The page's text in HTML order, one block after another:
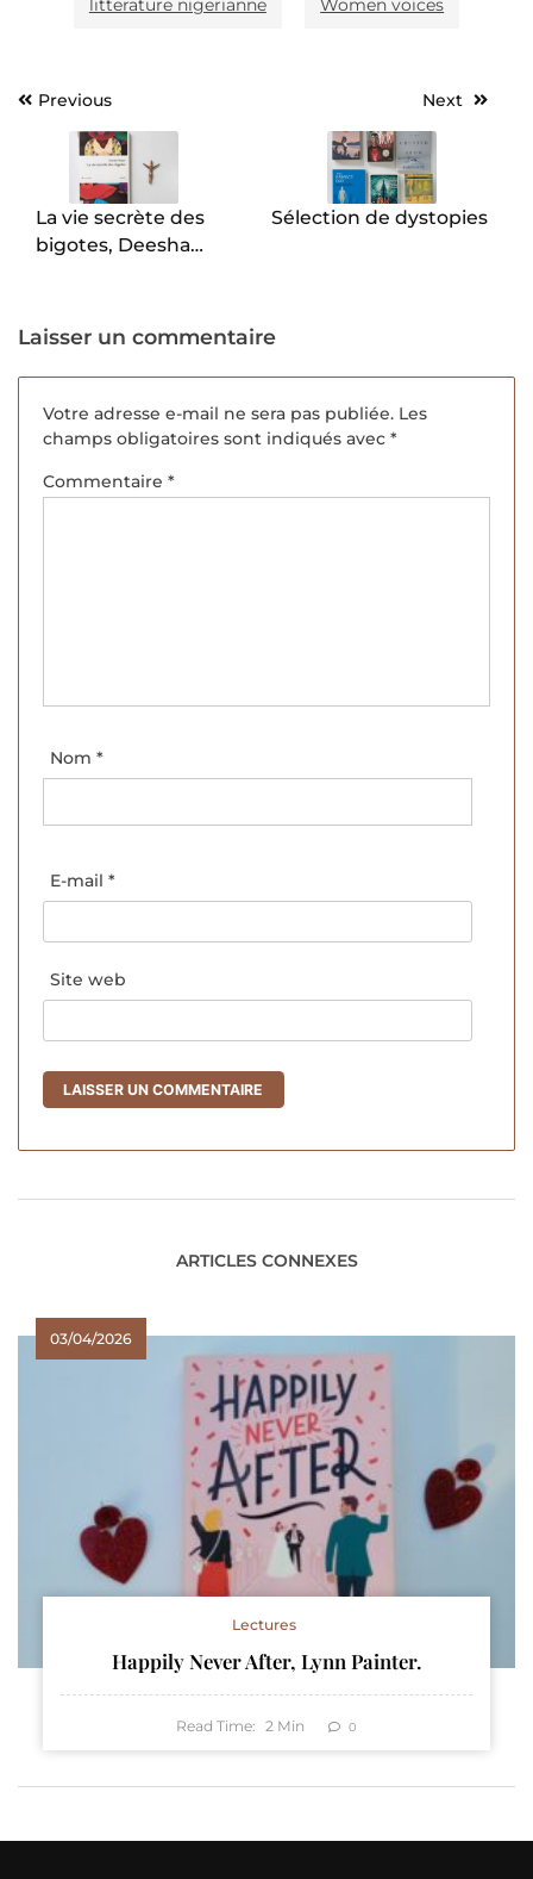
litterature nigerianne Women voices
Navigation
l’article
Previous
La vie secrète des
bigotes, Deesha
Next
Sélection de dystopies
Laisser un commentaire
Votre adresse e-mail ne sera pas publiée. Les
champs obligatoires sont indiqués avec *
Commentaire *
Nom *
E-mail *
Site web
ARTICLES CONNEXES
03/04/2026
Lectures
Happily Never After, Lynn Painter.
Read Time: 2 Min 0